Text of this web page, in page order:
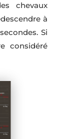
chevaux
à
Si
considéré